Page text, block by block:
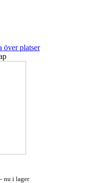
över platser
nu i lager